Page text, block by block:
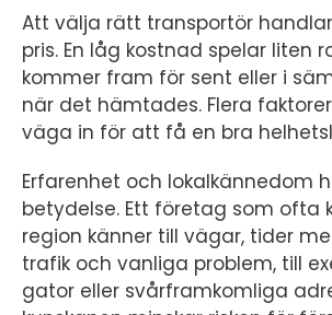
Att välja rätt transportör
pris. En låg kostnad spelar liten
kommer fram för sent eller i
när det hämtades. Flera
väga in för att få en bra
Erfarenhet och lokalkännedom
betydelse. Ett företag som ofta
region känner till vägar, tider
trafik och vanliga problem, till
gator eller svårframkomliga